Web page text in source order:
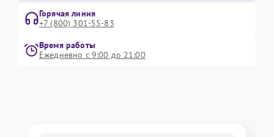
Горячая линия
+7 (800) 301-55-83
Время работы
Ежедневно с 9:00 до 21:00